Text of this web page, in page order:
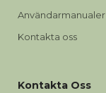
Användarmanualer
Kontakta oss
Kontakta Oss